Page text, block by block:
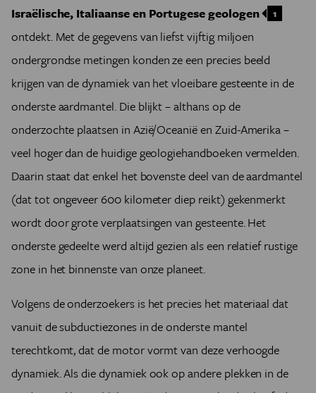
Israëlische, Italiaanse en Portugese geologen
1
ontdekt. Met de gegevens van liefst vijftig miljoen
ondergrondse metingen konden ze een precies beeld
krijgen van de dynamiek van het vloeibare gesteente in de
onderste aardmantel. Die blijkt – althans op de
onderzochte plaatsen in Azië/Oceanië en Zuid-Amerika –
veel hoger dan de huidige geologiehandboeken vermelden.
Daarin staat dat enkel het bovenste deel van de aardmantel
(dat tot ongeveer 600 kilometer diep reikt) gekenmerkt
wordt door grote verplaatsingen van gesteente. Het
onderste gedeelte werd altijd gezien als een relatief rustige
zone in het binnenste van onze planeet.
Volgens de onderzoekers is het precies het materiaal dat
vanuit de subductiezones in de onderste mantel
terechtkomt, dat de motor vormt van deze verhoogde
dynamiek. Als die dynamiek ook op andere plekken in de